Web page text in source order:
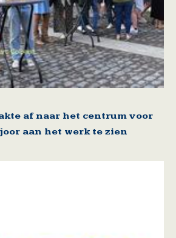
af naar het centrum voor
aan het werk te zien